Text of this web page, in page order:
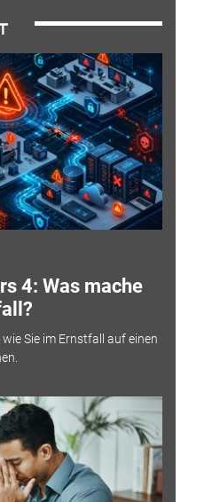
4: Was mache
Sie im Ernstfall auf einen